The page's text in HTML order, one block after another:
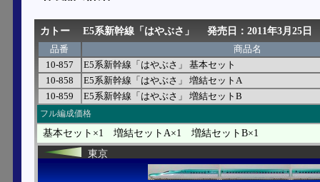
カトー E5系新幹線「はやぶさ」 発売日：2011年3月25日
品番
商品名
10-857
E5系新幹線「はやぶさ」 基本セット
10-858
E5系新幹線「はやぶさ」 増結セットA
10-859
E5系新幹線「はやぶさ」 増結セットB
フル編成価格
基本セット×1 増結セットA×1 増結セットB×1
東京